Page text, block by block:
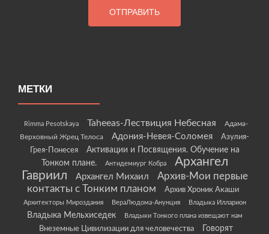
МЕТКИ
Rimma Pesotskaya Taheeas-Лествиция Небесная
Адама-
Верховный Жрец Телоса
Адония-Невея-Соломея
Азулия-
Грея-Понесея
Активации и Посвящения. Обучение на
Тонком плане.
Антидемиург Кобра
Архангел
Гавриил
Архангел Михаил
Архив-Мои первые
контакты с Тонким планом
Архив Хроник Акаши
Архитекторы Мироздания ВераЛюдома-Анунция Владыка Илларион
Владыка Мельхиседек Владыки Тонкого плана извещают нам
Внеземные Цивилизации для человечества
Говорят